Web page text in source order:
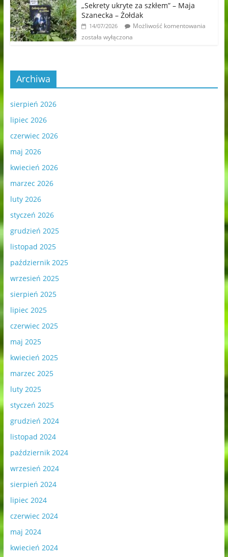
„Sekrety ukryte za szkłem” – Maja
Szanecka – Żołdak
14/07/2026
Możliwość komentowania
została wyłączona
Archiwa
sierpień 2026
lipiec 2026
czerwiec 2026
maj 2026
kwiecień 2026
marzec 2026
luty 2026
styczeń 2026
grudzień 2025
listopad 2025
październik 2025
wrzesień 2025
sierpień 2025
lipiec 2025
czerwiec 2025
maj 2025
kwiecień 2025
marzec 2025
luty 2025
styczeń 2025
grudzień 2024
listopad 2024
październik 2024
wrzesień 2024
sierpień 2024
lipiec 2024
czerwiec 2024
maj 2024
kwiecień 2024